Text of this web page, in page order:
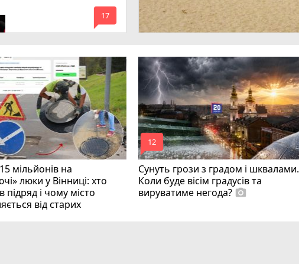
mode_comment
17
мільйонів на
люки у Вінниці: хто
підряд і чому місто
від старих
Сунуть грози з градом і шквалами.
Коли буде вісім градусів та
вируватиме негода? photo_camera
mode_comment
12